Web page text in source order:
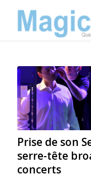
Prise de son
serre-tête
concerts